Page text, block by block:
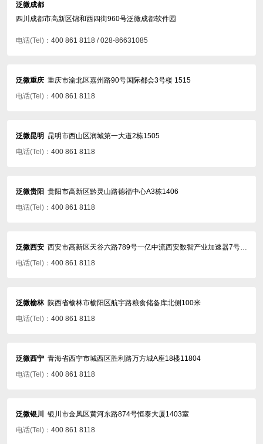
泛微成都
四川成都市高新区锦和西四街960号泛微成都软件园
电话(Tel)： 400 861 8118 / 028-86631085
泛微重庆 重庆市渝北区嘉州路90号国际都会3号楼 1515
电话(Tel)： 400 861 8118
泛微昆明
昆明市西山区润城第一大道2栋1505
电话(Tel)： 400 861 8118
泛微贵阳 贵阳市高新区黔灵山路德福中心A3栋1406
电话(Tel)： 400 861 8118
泛微西安 西安市高新区天谷六路789号一亿中流西安数智产业加速器7号楼502室
电话(Tel)： 400 861 8118
泛微榆林 陕西省榆林市榆阳区航宇路粮食储备库北侧100米
电话(Tel)： 400 861 8118
泛微西宁 青海省西宁市城西区胜利路万方城A座18楼11804
电话(Tel)： 400 861 8118
泛微银川
银川市金凤区黄河东路874号恒泰大厦1403室
电话(Tel)： 400 861 8118